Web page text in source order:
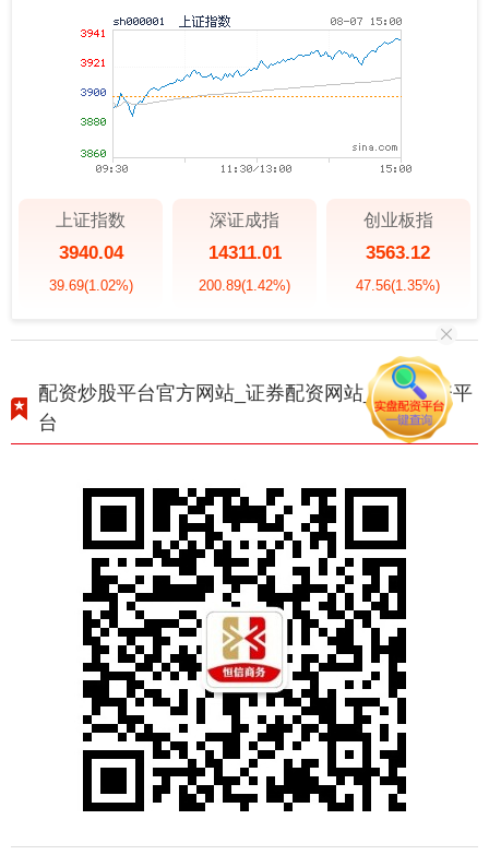
上证指数
3940.04
39.69(1.02%)
深证成指
14311.01
200.89(1.42%)
创业板指
3563.12
47.56(1.35%)
配资炒股平台官方网站_证券配资网站_证券配资平
台